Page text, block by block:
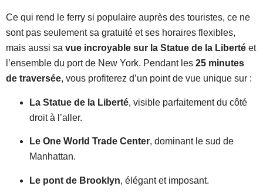
Ce qui rend le ferry si populaire auprès des touristes, ce ne
sont pas seulement sa gratuité et ses horaires flexibles,
mais aussi sa vue incroyable sur la Statue de la Liberté et
l’ensemble du port de New York. Pendant les 25 minutes
de traversée, vous profiterez d’un point de vue unique sur :
La Statue de la Liberté, visible parfaitement du côté
droit à l’aller.
Le One World Trade Center, dominant le sud de
Manhattan.
Le pont de Brooklyn, élégant et imposant.